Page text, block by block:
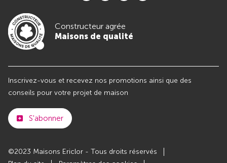
Constructeur agrée
Maisons de qualité
Inscrivez-vous et recevez nos promotions ainsi que des
conseils pour votre projet de maison
S'abonner
©2023 Maisons Ericlor - Tous droits réservés